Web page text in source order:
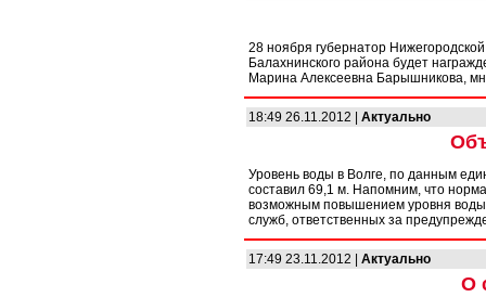
28 ноября губернатор
Балахнинского района будет
Марина Алексеевна Барышникова,
18:49 26.11.2012 | Актуально
Уровень воды в Волге, по данным
составил 69,1 м. Напомним, что
возможным повышением уровня воды
служб, ответственных за
17:49 23.11.2012 | Актуально
О